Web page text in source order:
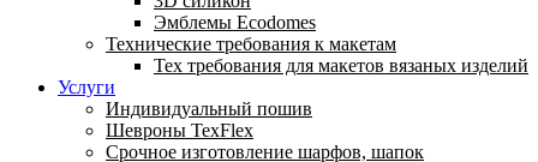
Эмблемы Ecodomes
Технические требования к макетам
Тех требования для макетов вязаных изделий
Услуги
Индивидуальный пошив
Шевроны TexFlex
Срочное изготовление шарфов, шапок